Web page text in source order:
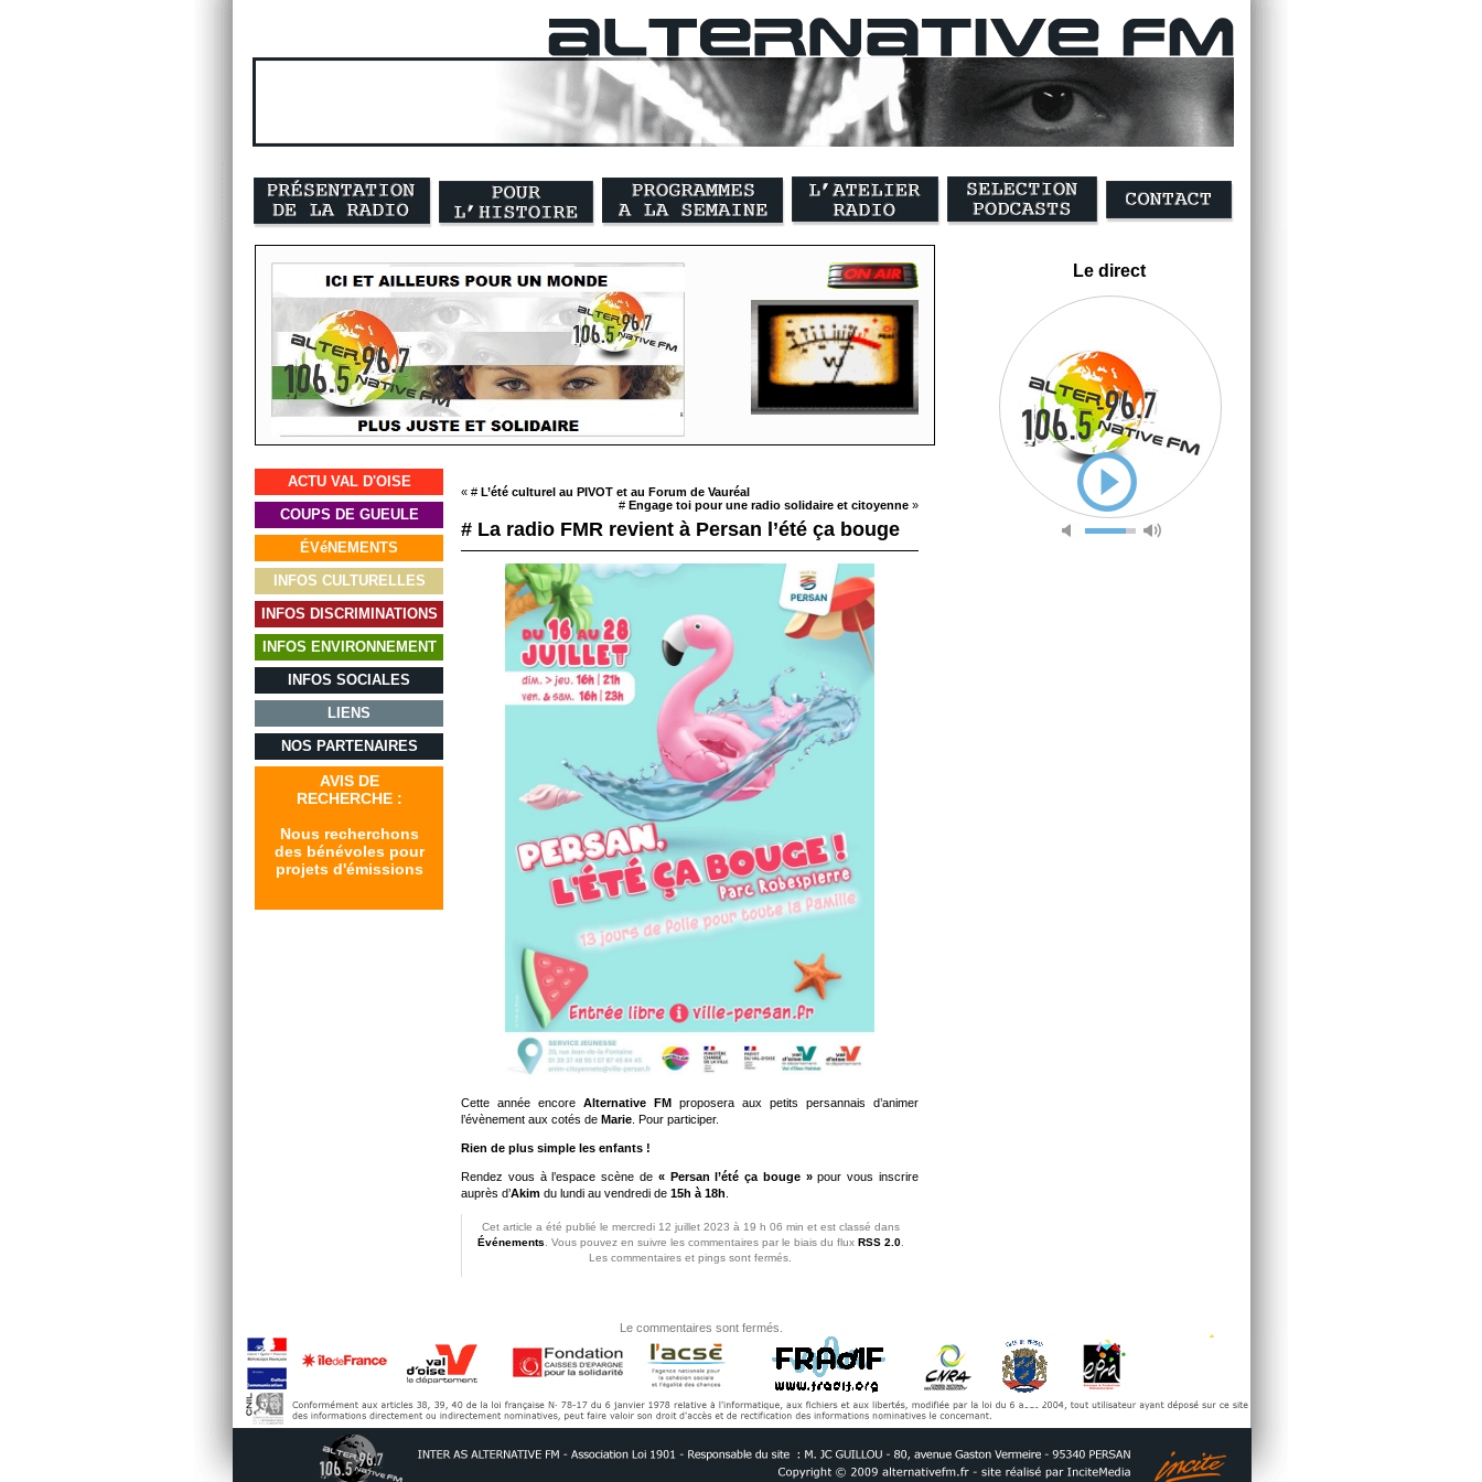
Le direct
ACTU VAL D'OISE
COUPS DE GUEULE
ÉVéNEMENTS
INFOS CULTURELLES
INFOS DISCRIMINATIONS
INFOS ENVIRONNEMENT
INFOS SOCIALES
LIENS
NOS PARTENAIRES
AVIS DE
RECHERCHE :
Nous recherchons
des bénévoles pour
projets d'émissions
« # L’été culturel au PIVOT et au Forum de Vauréal
# Engage toi pour une radio solidaire et citoyenne »
# La radio FMR revient à Persan l’été ça bouge
Cette année encore Alternative FM proposera aux petits persannais d’animer
l’évènement aux cotés de Marie . Pour participer.
Rien de plus simple les enfants !
Rendez vous à l’espace scène de « Persan l’été ça bouge »pour vous inscrire
auprès d’Akim du lundi au vendredi de 15h à 18h
Cet article a été publié le mercredi 12 juillet 2023 à 19 h 06 min et est classé dans
Événements. Vous pouvez en suivre les commentaires par le biais du flux RSS 2.0.
Les commentaires et pings sont fermés.
Le commentaires sont fermés.